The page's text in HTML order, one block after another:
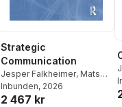
Strategic
Communication
Jesper Falkheimer, Mats
Heide
Inbunden, 2026
2 467 kr